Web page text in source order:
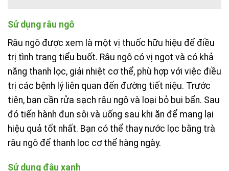
Sử dụng râu ngô
Râu ngô được xem là một vị thuốc hữu hiệu để điều
trị tình trạng tiểu buốt. Râu ngô có vị ngọt và có khả
năng thanh lọc, giải nhiệt cơ thể, phù hợp với việc điều
trị các bệnh lý liên quan đến đường tiết niệu. Trước
tiên, bạn cần rửa sạch râu ngô và loại bỏ bụi bẩn. Sau
đó tiến hành đun sôi và uống sau khi ăn để mang lại
hiệu quả tốt nhất. Bạn có thể thay nước lọc bằng trà
râu ngô để thanh lọc cơ thể hàng ngày.
Sử dụng đậu xanh